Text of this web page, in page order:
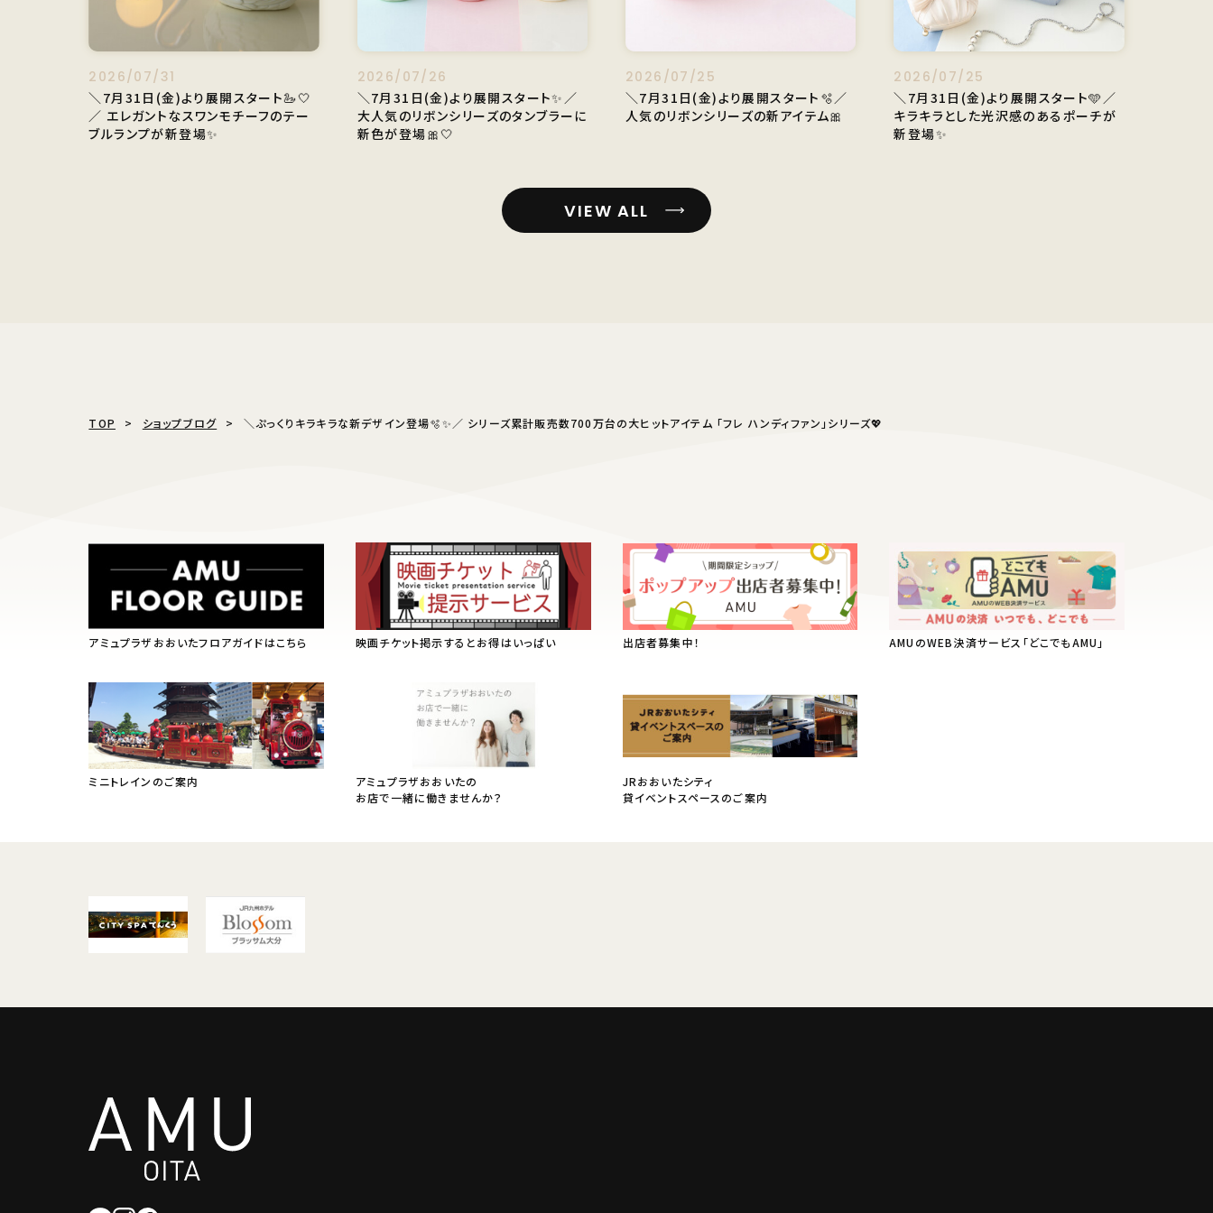
2026/07/31
＼7月31日(金)より展開スタート🦢🤍
／ エレガントなスワンモチーフのテー
ブルランプが新登場✨
2026/07/26
＼7月31日(金)より展開スタート✨／
大人気のリボンシリーズのタンブラーに
新色が登場🎀🤍
2026/07/25
＼7月31日(金)より展開スタート🫧／
人気のリボンシリーズの新アイテム🎀
2026/07/25
＼7月31日(金)より展開スタート🩵／
キラキラとした光沢感のあるポーチが
新登場✨
VIEW ALL
TOP ショップブログ ＼ぷっくりキラキラな新デザイン登場🫧✨／ シリーズ累計販売数700万台の大ヒットアイテム 「フレ ハンディファン」シリーズ💖
アミュプラザおおいたフロアガイドはこちら 映画チケット掲示するとお得はいっぱい 出店者募集中！ AMUのWEB決済サービス「どこでもAMU」
ミニトレインのご案内
アミュプラザおおいたの
お店で一緒に働きませんか？
JRおおいたシティ
貸イベントスペースのご案内